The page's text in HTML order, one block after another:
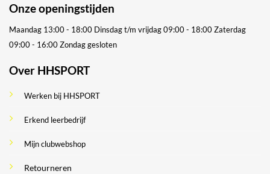
Onze openingstijden
Maandag 13:00 - 18:00 Dinsdag t/m vrijdag 09:00 - 18:00Zaterdag
09:00 - 16:00Zondag gesloten
Over HHSPORT
Werken bij HHSPORT
Erkend leerbedrijf
Mijn clubwebshop
Retourneren